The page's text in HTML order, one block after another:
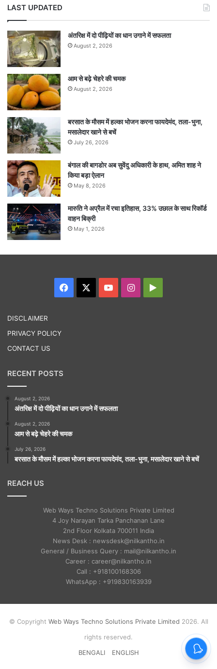
LAST UPDATED
अंतरिक्ष में दो पीढ़ियों का धान उगाने में सफलता
August 2, 2026
आम से बढ़े चेहरे की चमक
August 2, 2026
बरसात के मौसम में हल्का भोजन करना फायदेमंद, तला-भुना,
मसालेदार खाने से बचें
July 26, 2026
बंगाल की बागडोर अब सुवेंदु अधिकारी के हाथ, अमित शाह ने
किया बड़ा ऐलान
May 8, 2026
मारुति ने अप्रैल में रचा इतिहास, 33% उछाल के साथ रिकॉर्ड
वाहन बिक्री
May 1, 2026
Facebook YouTubeInstagram
DISCLAIMER
PRIVACY POLICY
CONTACT US
RECENT POSTS
August 2, 2026
अंतरिक्ष में दो पीढ़ियों का धान उगाने में सफलता
August 2, 2026
आम से बढ़े चेहरे की चमक
July 26, 2026
बरसात के मौसम में हल्का भोजन करना फायदेमंद, तला-भुना, मसालेदार खाने से बचें
REACH US
Web Ways Techno Solutions Private Limited
4 Joy Narayan Tarka Panchanan Lane
2nd Floor Kolkata 700011 India
News Desk : newsdesk@nilkantho.in
General / Business Query : mail@nilkantho.in
Career : career@nilkantho.in
Call : +918100168306
WhatsApp : +919830163939
© Copyright Web Ways Techno Solutions Private Limited 2026. All
rights reserved.
BENGALI
ENGLISH